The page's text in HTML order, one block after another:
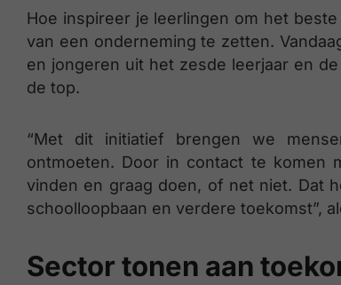
Hoe inspireer je leerlingen om het
van een onderneming te zetten.
en jongeren uit het zesde leerjaar en
de top.
“Met dit initiatief brengen we
ontmoeten. Door in contact te komen
vinden en graag doen, of net niet. Dat
schoolloopbaan en verdere toekomst”,
Sector tonen aan